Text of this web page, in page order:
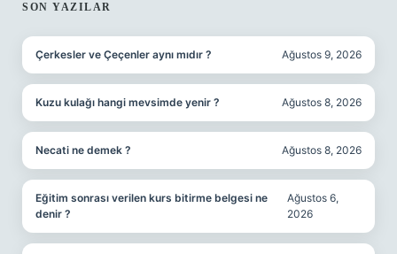
SIDEBAR
SON YAZILAR
Çerkesler ve Çeçenler aynı mıdır ? Ağustos 9, 2026
Kuzu kulağı hangi mevsimde yenir ? Ağustos 8, 2026
Necati ne demek ? Ağustos 8, 2026
Eğitim sonrası verilen kurs bitirme belgesi ne
denir ?
Ağustos 6,
2026